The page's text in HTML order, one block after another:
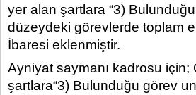
yer alan şartlara “3)
düzeydeki görevlerde toplam
İbaresi eklenmiştir.
Ayniyat saymanı kadrosu
şartlara“3) Bulunduğu görev